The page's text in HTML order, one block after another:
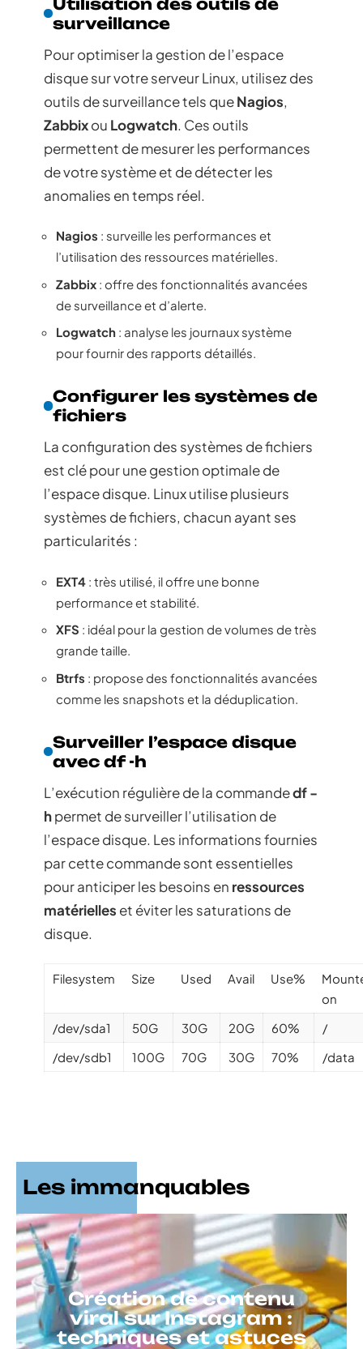
surveillance
Pour optimiser la gestion de l’espace
disque sur votre serveur Linux, utilisez des
outils de surveillance tels queNagios,
Zabbixou Logwatch. Ces outils
permettent de mesurer les performances
de votre système et de détecter les
anomalies en temps réel.
Nagios : surveille les performances et
l’utilisation des ressources matérielles.
Zabbix : offre des fonctionnalités avancées
de surveillance et d’alerte.
Logwatch : analyse les journaux système
pour fournir des rapports détaillés.
Configurer les systèmes de
fichiers
La configuration des systèmes de fichiers
est clé pour une gestion optimale de
l’espace disque. Linux utilise plusieurs
systèmes de fichiers, chacun ayant ses
particularités :
EXT4 : très utilisé, il offre une bonne
performance et stabilité.
XFS : idéal pour la gestion de volumes de très
grande taille.
Btrfs : propose des fonctionnalités avancées
comme les snapshots et la déduplication.
Surveiller l’espace disque
avec df -h
L’exécution régulière de la commandedf -
hpermet de surveiller l’utilisation de
l’espace disque. Les informations fournies
par cette commande sont essentielles
pour anticiper les besoins en ressources
matérielles et éviter les saturations de
disque.
Filesystem Size Used Avail Use%
on
/dev/sda1
50G 30G 20G 60%
/
/dev/sdb1
100G 70G 30G 70% /data
Les immanquables
Création de contenu
viral sur Instagram :
techniques et astuces